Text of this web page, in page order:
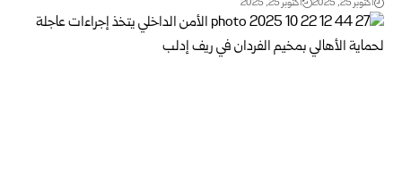
أكتوبر 25, 2025 أكتوبر 25, 2025